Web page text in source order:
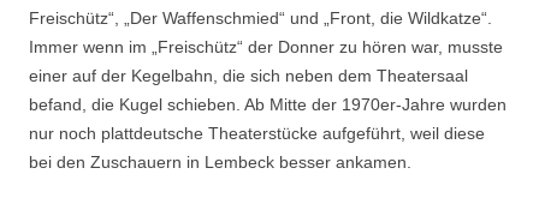
Freischütz“, „Der Waffenschmied“ und „Front, die Wildkatze“.
Immer wenn im „Freischütz“ der Donner zu hören war, musste
einer auf der Kegelbahn, die sich neben dem Theatersaal
befand, die Kugel schieben. Ab Mitte der 1970er-Jahre wurden
nur noch plattdeutsche Theaterstücke aufgeführt, weil diese
bei den Zuschauern in Lembeck besser ankamen.